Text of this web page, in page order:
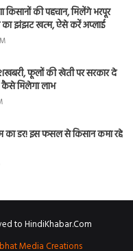
किसानों की पहचान, मिलेंगे भरपूर
का झंझट खत्म, ऐसे करें अप्लाई
फूलों की खेती पर सरकार दे
कैसे मिलेगा लाभ
का डर! इस फसल से किसान कमा रहे
to HindiKhabar.Com
Media Creations